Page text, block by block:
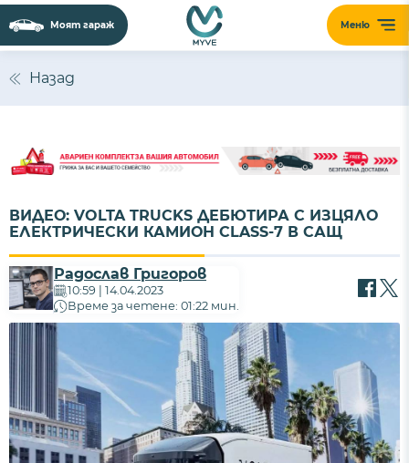
Меню
Моят гараж
Назад
ВИДЕО: VOLTA TRUCKS ДЕБЮТИРА С ИЗЦЯЛО
ЕЛЕКТРИЧЕСКИ КАМИОН CLASS-7 В САЩ
Радослав Григоров
10:59 | 14.04.2023
Време за четене: 01:22 мин.